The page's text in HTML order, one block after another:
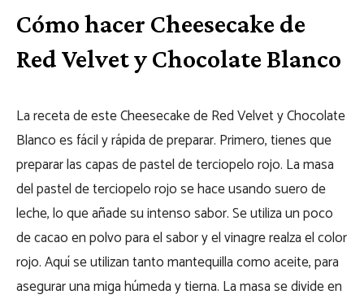
Cómo hacer Cheesecake de
Red Velvet y Chocolate Blanco
La receta de este Cheesecake de Red Velvet y Chocolate
Blanco es fácil y rápida de preparar. Primero, tienes que
preparar las capas de pastel de terciopelo rojo. La masa
del pastel de terciopelo rojo se hace usando suero de
leche, lo que añade su intenso sabor. Se utiliza un poco
de cacao en polvo para el sabor y el vinagre realza el color
rojo. Aquí se utilizan tanto mantequilla como aceite, para
asegurar una miga húmeda y tierna. La masa se divide en